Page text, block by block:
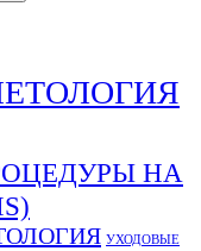
НА
УХОДОВЫЕ